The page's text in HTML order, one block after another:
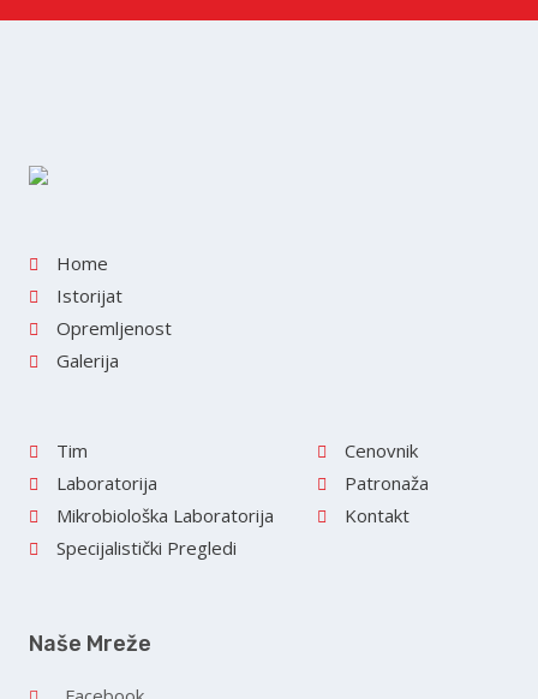
Home
Istorijat
Opremljenost
Galerija
Tim
Laboratorija
Mikrobiološka Laboratorija
Specijalistički Pregledi
Cenovnik
Patronaža
Kontakt
Naše Mreže